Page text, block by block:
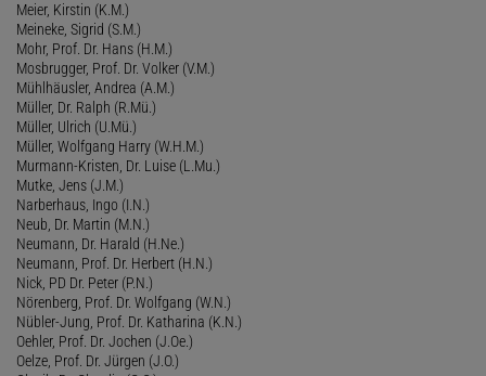
Meier, Kirstin (K.M.)
Meineke, Sigrid (S.M.)
Mohr, Prof. Dr. Hans (H.M.)
Mosbrugger, Prof. Dr. Volker (V.M.)
Mühlhäusler, Andrea (A.M.)
Müller, Dr. Ralph (R.Mü.)
Müller, Ulrich (U.Mü.)
Müller, Wolfgang Harry (W.H.M.)
Murmann-Kristen, Dr. Luise (L.Mu.)
Mutke, Jens (J.M.)
Narberhaus, Ingo (I.N.)
Neub, Dr. Martin (M.N.)
Neumann, Dr. Harald (H.Ne.)
Neumann, Prof. Dr. Herbert (H.N.)
Nick, PD Dr. Peter (P.N.)
Nörenberg, Prof. Dr. Wolfgang (W.N.)
Nübler-Jung, Prof. Dr. Katharina (K.N.)
Oehler, Prof. Dr. Jochen (J.Oe.)
Oelze, Prof. Dr. Jürgen (J.O.)